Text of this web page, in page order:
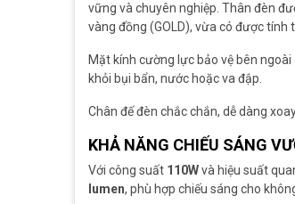
vững và chuyên nghiệp. Thân đèn
vàng đồng (GOLD), vừa có được
Mặt kính cường lực bảo vệ bên
khỏi bụi bẩn, nước hoặc va đập.
Chân đế đèn chắc chắn, dễ dàng
KHẢ NĂNG CHIẾU SÁNG
Với công suất 110Wvà hiệu suất
lumen, phù hợp chiếu sáng cho